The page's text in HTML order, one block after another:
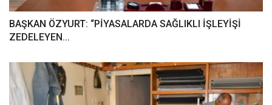
BAŞKAN ÖZYURT: “PİYASALARDA SAĞLIKLI İŞLEYİŞİ
ZEDELEYEN...